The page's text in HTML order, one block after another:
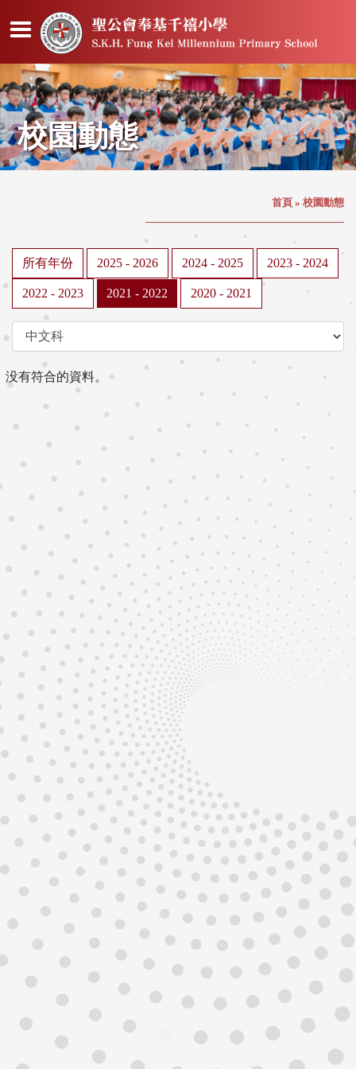
校園動態
首頁 » 校園動態
所有年份 2025 - 2026 2024 - 2025 2023 - 2024
2022 - 2023 2021 - 2022 2020 - 2021
没有符合的資料。